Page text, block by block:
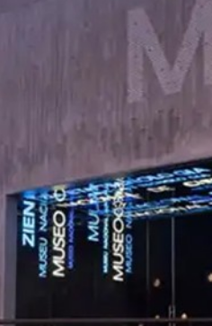
Guías y materiales didácticos
Talleres y oferta didáctica
Para los más pequeños
Oferta centros educativos
Campamentos de verano